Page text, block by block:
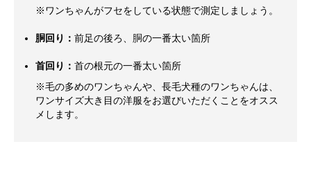
※ワンちゃんがフセをしている状態で測定しましょう。
胴回り： 前足の後ろ、胴の一番太い箇所
首回り： 首の根元の一番太い箇所
※毛の多めのワンちゃんや、長毛犬種のワンちゃんは、
ワンサイズ大き目の洋服をお選びいただくことをオスス
メします。